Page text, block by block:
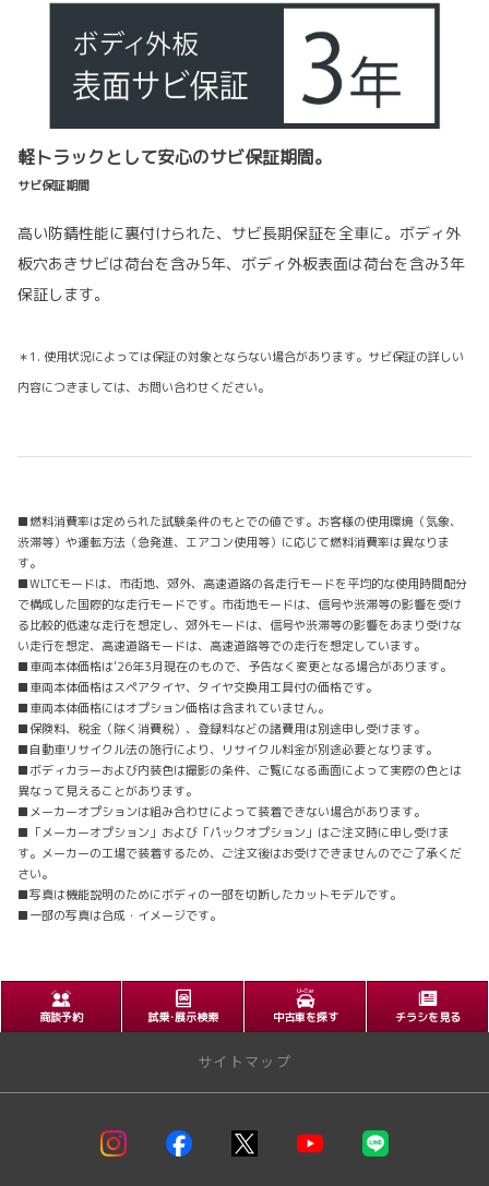
軽トラックとして安心のサビ保証期間。
サビ保証期間
高い防錆性能に裏付けられた、サビ長期保証を全車に。ボディ外
板穴あきサビは荷台を含み5年、ボディ外板表面は荷台を含み3年
保証します。
＊1. 使用状況によっては保証の対象とならない場合があります。サビ保証の詳しい
内容につきましては、お問い合わせください。
■燃料消費率は定められた試験条件のもとでの値です。お客様の使用環境（気象、
渋滞等）や運転方法（急発進、エアコン使用等）に応じて燃料消費率は異なりま
す。
■WLTCモードは、市街地、郊外、高速道路の各走行モードを平均的な使用時間配分
で構成した国際的な走行モードです。市街地モードは、信号や渋滞等の影響を受け
る比較的低速な走行を想定し、郊外モードは、信号や渋滞等の影響をあまり受けな
い走行を想定、高速道路モードは、高速道路等での走行を想定しています。
■車両本体価格は'26年3月現在のもので、予告なく変更となる場合があります。
■車両本体価格はスペアタイヤ、タイヤ交換用工具付の価格です。
■車両本体価格にはオプション価格は含まれていません。
■保険料、税金（除く消費税）、登録料などの諸費用は別途申し受けます。
■自動車リサイクル法の施行により、リサイクル料金が別途必要となります。
■ボディカラーおよび内装色は撮影の条件、ご覧になる画面によって実際の色とは
異なって見えることがあります。
■メーカーオプションは組み合わせによって装着できない場合があります。
■「メーカーオプション」および「パックオプション」はご注文時に申し受けま
す。メーカーの工場で装着するため、ご注文後はお受けできませんのでご了承くだ
さい。
■写真は機能説明のためにボディの一部を切断したカットモデルです。
■一部の写真は合成・イメージです。
商談予約 試乗･展示検索 中古車を探す チラシを見る
サイトマップ